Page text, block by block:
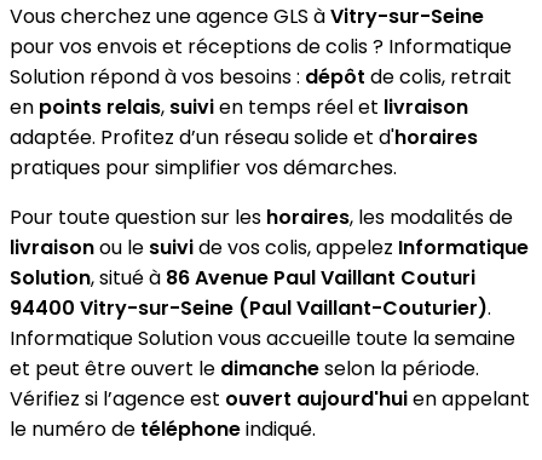
Vous cherchez une agence GLS àVitry-sur-Seine
pour vos envois et réceptions de colis ? Informatique
Solution répond à vos besoins : dépôt de colis, retrait
en points relais, suivien temps réel et livraison
adaptée. Profitez d’un réseau solide et d'horaires
pratiques pour simplifier vos démarches.
Pour toute question sur les horaires, les modalités de
livraisonou le suivide vos colis, appelez Informatique
Solution, situé à 86 Avenue Paul Vaillant Couturi
94400 Vitry-sur-Seine (Paul Vaillant-Couturier).
Informatique Solution vous accueille toute la semaine
et peut être ouvert le dimancheselon la période.
Vérifiez si l’agence est ouvert aujourd'huien appelant
le numéro de téléphoneindiqué.